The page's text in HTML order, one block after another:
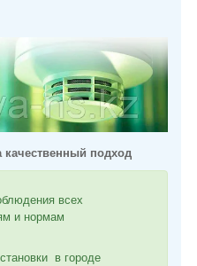
качественный подход
всех
и нормам
в городе